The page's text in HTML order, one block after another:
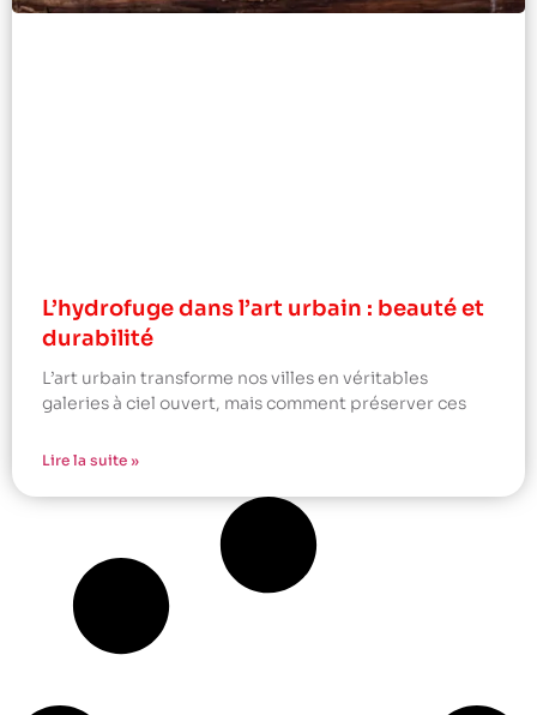
L’hydrofuge dans l’art urbain : beauté et
durabilité
L’art urbain transforme nos villes en véritables
galeries à ciel ouvert, mais comment préserver ces
Lire la suite »